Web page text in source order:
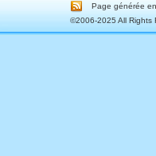
Page générée
©2006-2025 All Rights